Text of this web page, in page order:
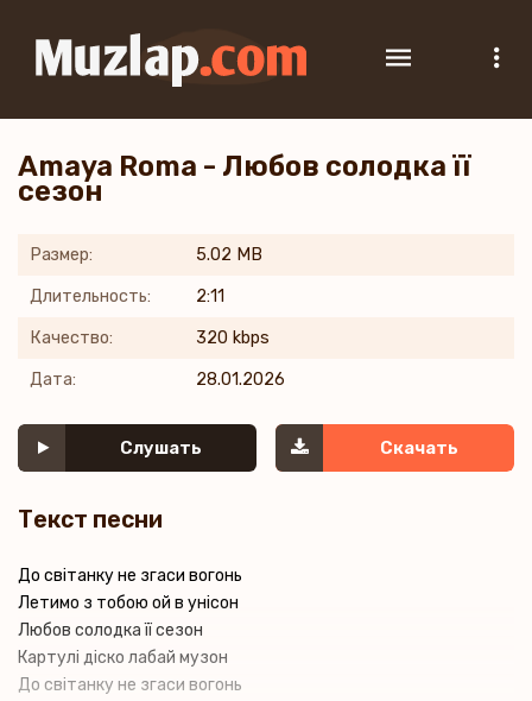
Amaya Roma - Любов солодка її
сезон
Размер: 5.02 MB
Длительность: 2:11
Качество: 320 kbps
Дата: 28.01.2026
Слушать Скачать
Текст песни
До світанку не згаси вогонь
Летимо з тобою ой в унісон
Любов солодка її сезон
Картулі діско лабай музон
До світанку не згаси вогонь